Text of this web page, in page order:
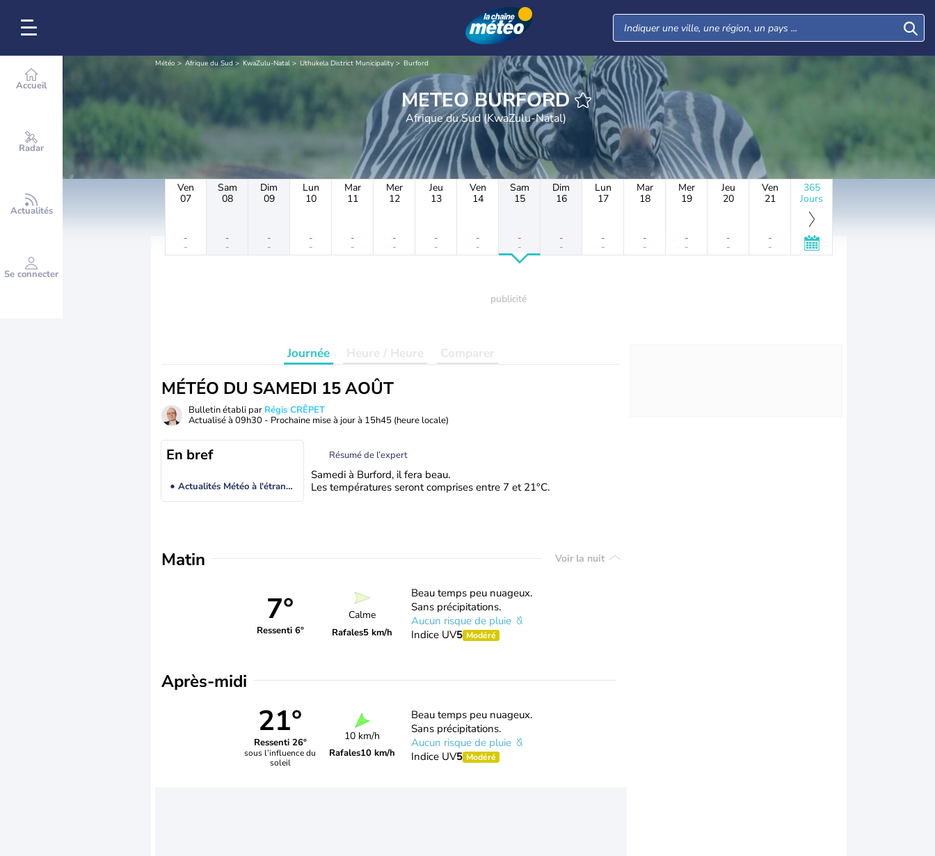
Accueil
Radar
Actualités
Se connecter
Météo Afrique du Sud KwaZulu-Natal Uthukela District Municipality Burford
METEO BURFORD
Afrique du Sud (KwaZulu-Natal)
Ven
07
-
-
Sam
08
-
-
Dim
09
-
-
Lun
10
-
-
Mar
11
-
-
Mer
12
-
-
Jeu
13
-
-
Ven
14
-
-
Sam
15
-
-
Dim
16
-
-
Lun
17
-
-
Mar
18
-
-
Mer
19
-
-
Jeu
20
-
-
Ven
21
-
-
365
Jours
Journée Heure / Heure Comparer
MÉTÉO DU SAMEDI 15 AOÛT
Bulletin établi par Régis CRÊPET
Actualisé à 09h30 - Prochaine mise à jour à 15h45 (heure locale)
En bref
Actualités Météo à l'étranger
Résumé de l’expert
Samedi à Burford, il fera beau.
Les températures seront comprises entre 7 et 21°C.
Matin Voir la nuit
7°
Ressenti 6°
Calme
Rafales5 km/h
Beau temps peu nuageux.
Sans précipitations.
Aucun risque de pluie
Indice UV5 Modéré
Après-midi
21°
Ressenti 26°
sous l’influence du
soleil
10 km/h
Rafales10 km/h
Beau temps peu nuageux.
Sans précipitations.
Aucun risque de pluie
Indice UV5 Modéré